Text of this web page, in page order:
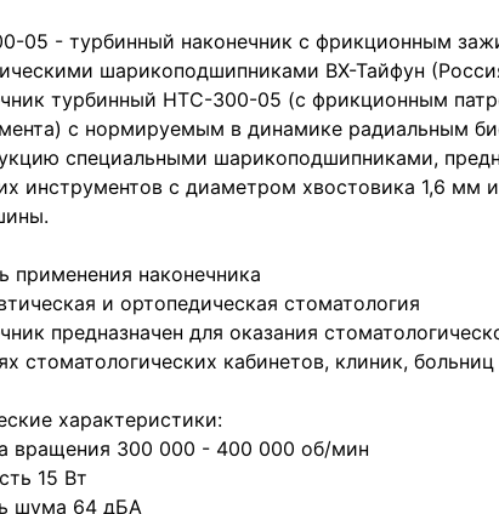
05 - турбинный наконечник с фрикционным
шарикоподшипниками ВХ-Тайфун
турбинный НТС-300-05 (с фрикционным
с нормируемым в динамике радиальным
специальными шарикоподшипниками,
инструментов с диаметром хвостовика 1,6 мм
применения наконечника
и ортопедическая стоматология
предназначен для оказания
стоматологических кабинетов, клиник,
характеристики:
вращения 300 000 - 400 000 об/мин
15 Вт
шума 64 дБА